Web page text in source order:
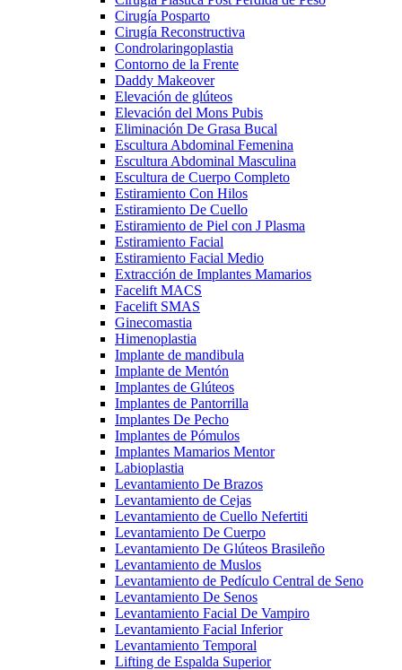
Cirugía Posparto
Cirugía Reconstructiva
Condrolaringoplastia
Contorno de la Frente
Daddy Makeover
Elevación de glúteos
Elevación del Mons Pubis
Eliminación De Grasa Bucal
Escultura Abdominal Femenina
Escultura Abdominal Masculina
Escultura de Cuerpo Completo
Estiramiento Con Hilos
Estiramiento De Cuello
Estiramiento de Piel con J Plasma
Estiramiento Facial
Estiramiento Facial Medio
Extracción de Implantes Mamarios
Facelift MACS
Facelift SMAS
Ginecomastia
Himenoplastia
Implante de mandibula
Implante de Mentón
Implantes de Glúteos
Implantes de Pantorrilla
Implantes De Pecho
Implantes de Pómulos
Implantes Mamarios Mentor
Labioplastia
Levantamiento De Brazos
Levantamiento de Cejas
Levantamiento de Cuello Nefertiti
Levantamiento De Cuerpo
Levantamiento De Glúteos Brasileño
Levantamiento de Muslos
Levantamiento de Pedículo Central de Seno
Levantamiento De Senos
Levantamiento Facial De Vampiro
Levantamiento Facial Inferior
Levantamiento Temporal
Lifting de Espalda Superior